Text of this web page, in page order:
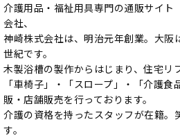
介護用品・福祉用具専門の通販サイト
会社、
神崎株式会社は、明治元年創業。大阪
世紀です。
木製浴槽の製作からはじまり、住宅リ
「車椅子」・「スロープ」・「介護
販・店舗販売を行っております。
介護の資格を持ったスタッフが在籍。
す。